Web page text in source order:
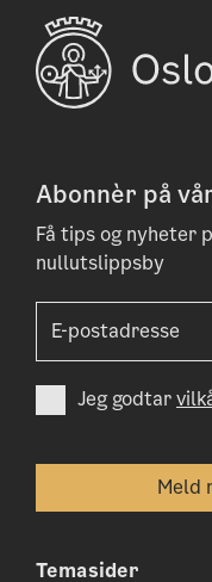
Abonnèr på
Få tips og nyheter
nullutslippsby
Jeg godtar
Temasider